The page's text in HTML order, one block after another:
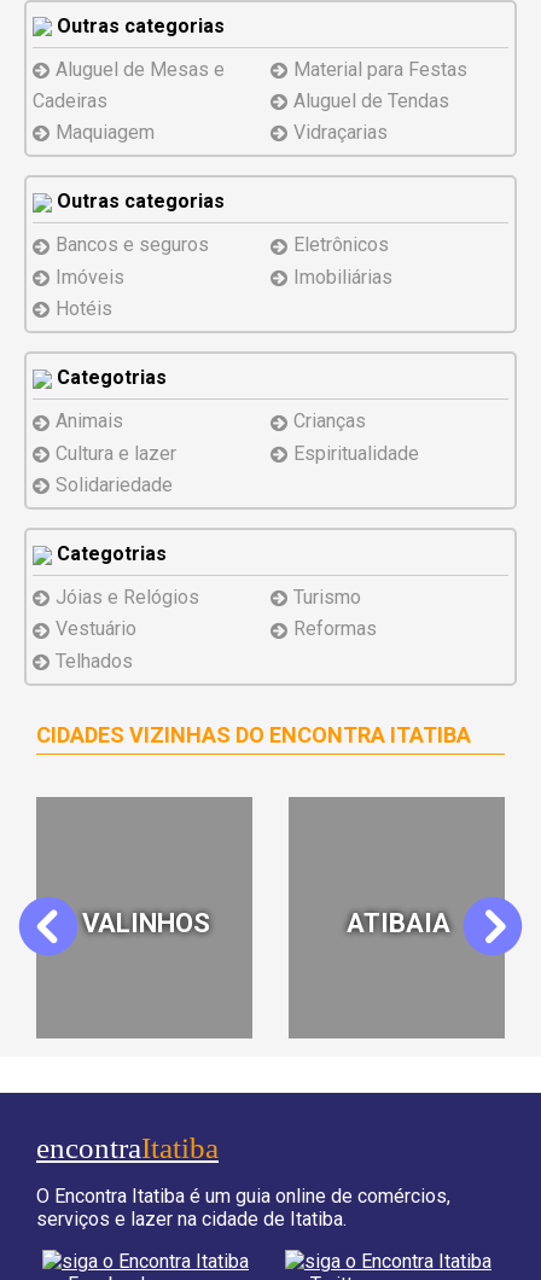
Outras categorias
Aluguel de Mesas e
Cadeiras
Material para Festas
Aluguel de Tendas
Maquiagem
Vidraçarias
Outras categorias
Bancos e seguros
Eletrônicos
Imóveis
Imobiliárias
Hotéis
Categotrias
Animais
Crianças
Cultura e lazer
Espiritualidade
Solidariedade
Categotrias
Jóias e Relógios
Turismo
Vestuário
Reformas
Telhados
CIDADES VIZINHAS DO ENCONTRA ITATIBA
PreviousJUNDIAÍ VINHEDO Next
encontraItatiba
O Encontra Itatiba é um guia online de comércios,
serviços e lazer na cidade de Itatiba.